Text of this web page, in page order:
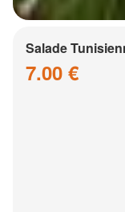
Salade
7.00 €